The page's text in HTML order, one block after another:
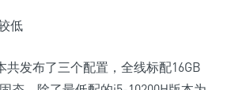
低
共发布了三个配置，全线标配16GB